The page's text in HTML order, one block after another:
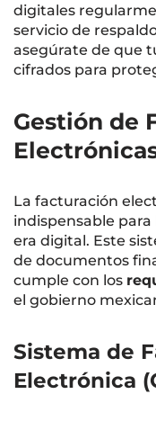
digitales
servicio de
asegúrate de que
cifrados para
Gestión de
La facturación
indispensable para
era digital. Este
de documentos
cumple con los
el gobierno
Sistema de
Electrónica